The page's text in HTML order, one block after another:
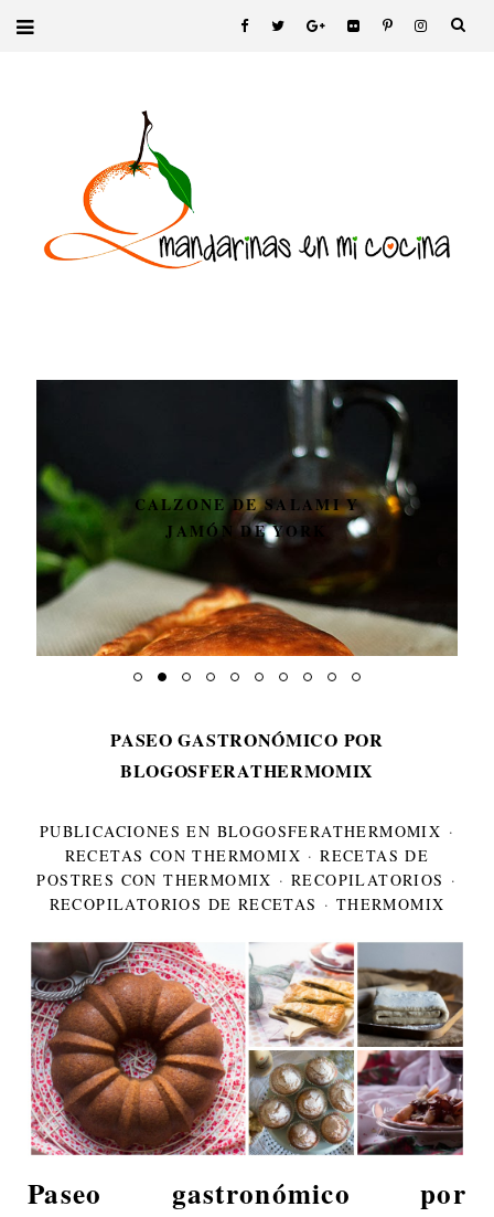
CALZONE DE SALAMI Y
JAMÓN DE YORK
PASEO GASTRONÓMICO POR
BLOGOSFERATHERMOMIX
PUBLICACIONES EN BLOGOSFERATHERMOMIX ·
RECETAS CON THERMOMIX ·RECETAS DE
POSTRES CON THERMOMIX ·RECOPILATORIOS ·
RECOPILATORIOS DE RECETAS · THERMOMIX
Paseo gastronómico por